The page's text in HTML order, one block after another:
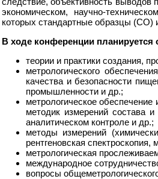
экономическом, научно-
которых стандартные образцы (СО)
В ходе конференции планируется
теории и практики создания,
метрологического
качества и безопасности
промышленности и др.;
метрологическое
методик измерений состава
аналитическом контроле и др.;
методы измерений
рентгеновская
метрологическая
международное
вопросы